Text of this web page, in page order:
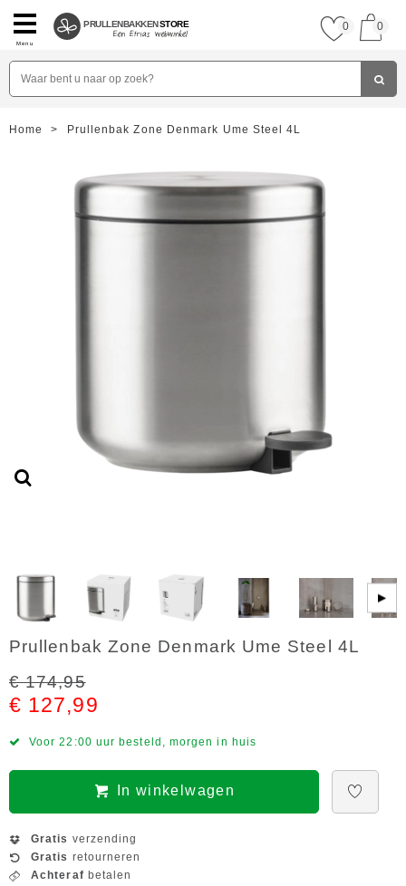
Menu
PRULLENBAKKENSTORE 0 0
Home > Prullenbak Zone Denmark Ume Steel 4L
▶
Prullenbak Zone Denmark Ume Steel 4L
€ 174,95
€ 127,99
Voor 22:00 uur besteld, morgen in huis
In winkelwagen
Gratis verzending
Gratis retourneren
Achteraf betalen